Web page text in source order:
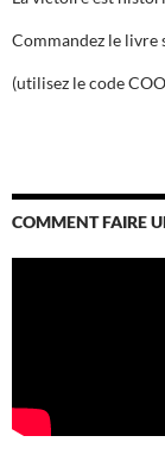
Commandez le livre
(utilisez le code
COMMENT FAIRE